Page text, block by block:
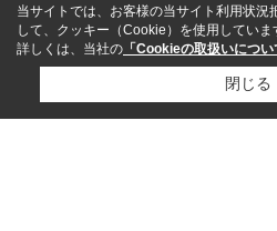
当サイトでは、お客様の当サイト利用状況
して、クッキー（Cookie）を使用していま
詳しくは、当社の 「Cookieの取扱いについ
閉じる